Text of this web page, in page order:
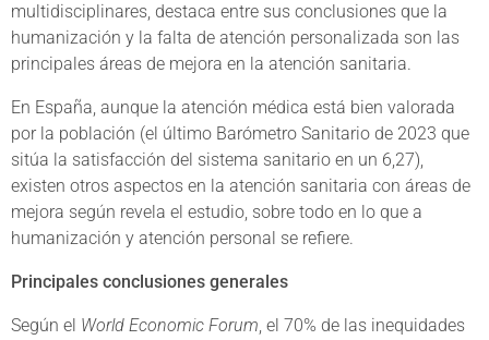
multidisciplinares, destaca entre sus conclusiones que la
humanización y la falta de atención personalizada son las
principales áreas de mejora en la atención sanitaria.
En España, aunque la atención médica está bien valorada
por la población (el último Barómetro Sanitario de 2023 que
sitúa la satisfacción del sistema sanitario en un 6,27),
existen otros aspectos en la atención sanitaria con áreas de
mejora según revela el estudio, sobre todo en lo que a
humanización y atención personal se refiere.
Principales conclusiones generales
Según el World Economic Forum, el 70% de las inequidades